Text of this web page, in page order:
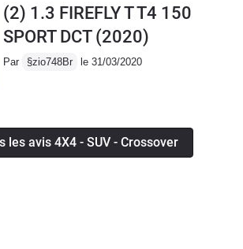
(2) 1.3 FIREFLY T T4 150
SPORT DCT(2020)
Par §zio748Br le 31/03/2020
les avis 4X4 - SUV - Crossover